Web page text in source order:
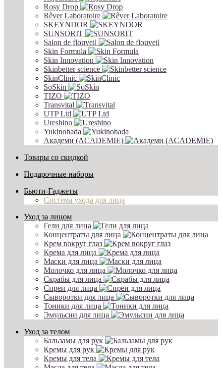
Rosy Drop
Rêver Laboratoire
SKEYNDOR
SUNSORIT
Salon de flouveil
Skin Formula
Skin Innovation
Skinbetter science
SkinСlinic
SoSkin
TIZO
Transvital
UTP Ltd
Ureshino
Yukinohada
Академи (ACADEMIE)
Товары со скидкой
Подарочные наборы
Бьюти-Гаджеты
Система ухода для лица
Уход за лицом
Гели для лица
Концентраты для лица
Крем вокруг глаз
Крема для лица
Маски для лица
Молочко для лица
Скрабы для лица
Спреи для лица
Сыворотки для лица
Тоники для лица
Эмульсии для лица
Уход за телом
Бальзамы для рук
Кремы для рук
Кремы для тела